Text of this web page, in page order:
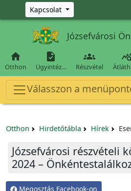
Ugrás a fő tartalomra
Kapcsolat
Józsefvárosi

Otthon

Ügyintéz…

Részvétel
Válasszon a
Otthon Hirdetőtábla Hírek
Józsefvárosi részvételi
2024 –
Megosztás Facebook-on